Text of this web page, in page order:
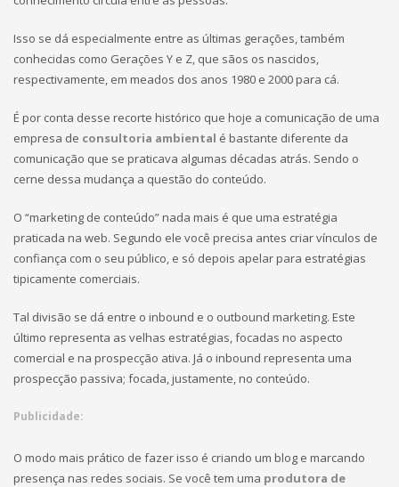
Isso se dá especialmente entre as últimas gerações, também
conhecidas como Gerações Y e Z, que sãos os nascidos,
respectivamente, em meados dos anos 1980 e 2000 para cá.
É por conta desse recorte histórico que hoje a comunicação de uma
empresa de consultoria ambiental é bastante diferente da
comunicação que se praticava algumas décadas atrás. Sendo o
cerne dessa mudança a questão do conteúdo.
O “marketing de conteúdo” nada mais é que uma estratégia
praticada na web. Segundo ele você precisa antes criar vínculos de
confiança com o seu público, e só depois apelar para estratégias
tipicamente comerciais.
Tal divisão se dá entre o inbound e o outbound marketing. Este
último representa as velhas estratégias, focadas no aspecto
comercial e na prospecção ativa. Já o inbound representa uma
prospecção passiva; focada, justamente, no conteúdo.
Publicidade:
O modo mais prático de fazer isso é criando um blog e marcando
presença nas redes sociais. Se você tem uma produtora de